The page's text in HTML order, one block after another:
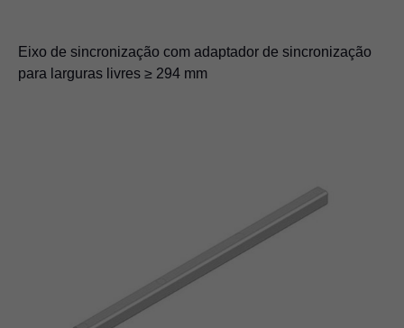
Eixo de sincronização com adaptador de sincronização
para larguras livres ≥ 294 mm